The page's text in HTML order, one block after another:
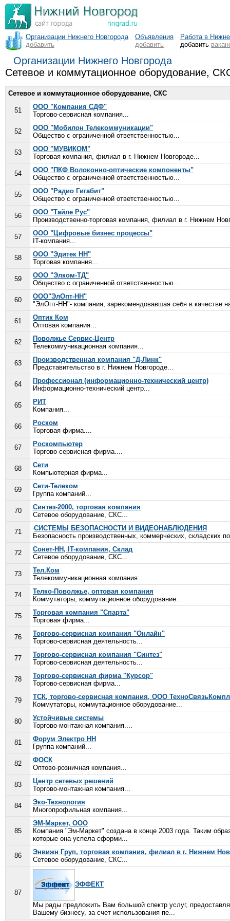
Организации Нижнего Новгорода
добавить
Объявления
добавить
Работа в
добавить
Организации Нижнего Новгорода
Сетевое и коммутационное оборудование,
Сетевое и коммутационное оборудование, СКС
51
ООО "Компания СДФ"
Торгово-сервисная компания...
52
ООО "Мобилон Телекоммуникации"
Общество с ограниченной ответственностью...
53
ООО "МУВИКОМ"
Торговая компания, филиал в г. Нижнем Новгороде...
54
ООО "ПКФ Волоконно-оптические компоненты"
Общество с ограниченной ответственностью...
55
ООО "Радио Гигабит"
Общество с ограниченной ответственностью...
56
ООО "Тайле Рус"
Производственно-торговая компания, филиал в г. Нижнем
57
ООО "Цифровые бизнес процессы"
IT-компания...
58
ООО "Эдитек НН"
Торговая компания...
59
ООО "Элком-ТД"
Общество с ограниченной ответственностью...
60
ООО"ЭлОпт-НН"
"ЭлОпт-НН"- компания, зарекомендовавшая себя в качестве
61
Оптик Ком
Оптовая компания...
62
Поволжье Сервис-Центр
Телекоммуникационная компания...
63
Производственная компания "Д-Линк"
Представительство в г. Нижнем Новгороде...
64
Профессионал (информационно-технический центр)
Информационно-технический центр...
65
РИТ
Компания...
66
Роском
Торговая фирма....
67
Роскомпьютер
Торгово-сервисная фирма....
68
Сети
Компьютерная фирма...
69
Сети-Телеком
Группа компаний...
70
Синтез-2000, торговая компания
Сетевое оборудование, СКС...
71
СИСТЕМЫ БЕЗОПАСНОСТИ И ВИДЕОНАБЛЮДЕНИЯ
Безопасность производственных, коммерческих, складских
72
Сонет-НН, IT-компания, Склад
Сетевое оборудование, СКС...
73
Тел.Ком
Телекоммуникационная компания...
74
Телко-Поволжье, оптовая компания
Коммутаторы, коммутационное оборудование...
75
Торговая компания "Спарта"
Торговая фирма...
76
Торгово-сервисная компания "Онлайн"
Торгово-сервисная деятельность...
77
Торгово-сервисная компания "Синтез"
Торгово-сервисная деятельность...
78
Торгово-сервисная фирма "Курсор"
Торгово-сервисная фирма...
79
ТСК, торгово-сервисная компания, ООО
Коммутаторы, коммутационное оборудование...
80
Устойчивые системы
Торгово-монтажная компания....
81
Форум Электро НН
Группа компаний...
82
ФОСК
Оптово-розничная компания...
83
Центр сетевых решений
Торгово-монтажная компания...
84
Эко-Технология
Многопрофильная компания...
85
ЭМ-Маркет, ООО
Компания "Эм-Маркет" создана в конце 2003 года. Таким
которые она успела сформи...
86
Энвижн Груп, торговая компания, филиал в г. Нижнем
Сетевое оборудование, СКС...
87
ЭФФЕКТ
Мы рады предложить Вам большой спектр услуг,
Вашему бизнесу, за счет использования пе...